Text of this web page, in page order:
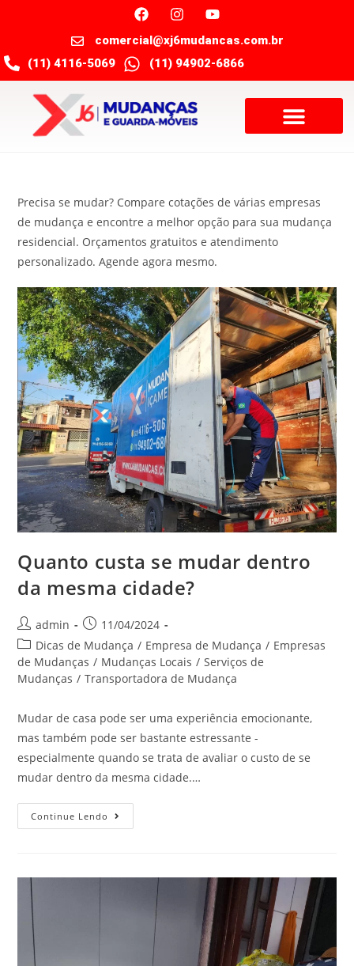
comercial@xj6mudancas.com.br
(11) 4116-5069
(11) 94902-6866
Precisa se mudar? Compare cotações de várias empresas
de mudança e encontre a melhor opção para sua mudança
residencial. Orçamentos gratuitos e atendimento
personalizado. Agende agora mesmo.
Quanto custa se mudar dentro
da mesma cidade?
admin
11/04/2024
Dicas de Mudança / Empresa de Mudança / Empresas
de Mudanças / Mudanças Locais / Serviços de
Mudanças / Transportadora de Mudança
Mudar de casa pode ser uma experiência emocionante,
mas também pode ser bastante estressante -
especialmente quando se trata de avaliar o custo de se
mudar dentro da mesma cidade.…
Continue Lendo